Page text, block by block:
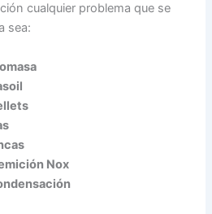
cualquier problema que se
sea:
Nox